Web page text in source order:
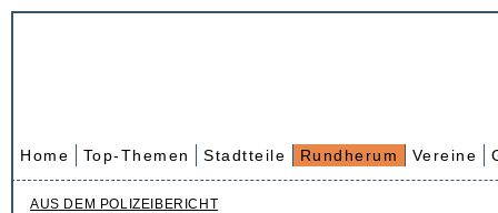
Home Top-Themen Stadtteile Rundherum Vereine
AUS DEM POLIZEIBERICHT